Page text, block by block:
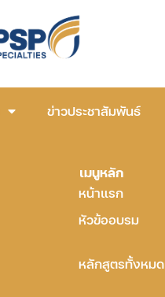
ข่าวประชาสัมพันธ์
เมนูหลัก
หน้าแรก
หัวข้ออบรม
หลักสูตรทั้งหมด